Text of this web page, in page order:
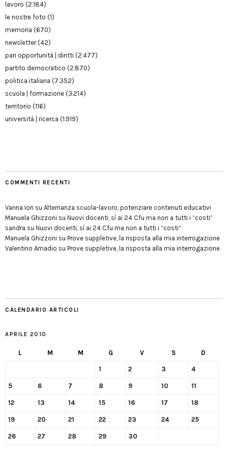
lavoro (2.184)
le nostre foto (1)
memoria (670)
newsletter(42)
pari opportunità | diritti (2.477)
partito democratico (2.870)
politica italiana (7.352)
scuola | formazione (3.214)
territorio (116)
università | ricerca (1.919)
COMMENTI RECENTI
Vanna Iori su Alternanza scuola-lavoro, potenziare contenuti educativi
Manuela Ghizzoni su Nuovi docenti, sì ai 24 Cfu ma non a tutti i “costi”
sandra su Nuovi docenti, sì ai 24 Cfu ma non a tutti i “costi”
Manuela Ghizzoni su Prove suppletive, la risposta alla mia interrogazione
Valentino Amadio su Prove suppletive, la risposta alla mia interrogazione
CALENDARIO ARTICOLI
APRILE 2010
L M M G V S D
1 2 3 4
5 6 7 8 9 10 11
12 13 14 15 16 17 18
19 20 21 22 23 24 25
26 27 28 29 30